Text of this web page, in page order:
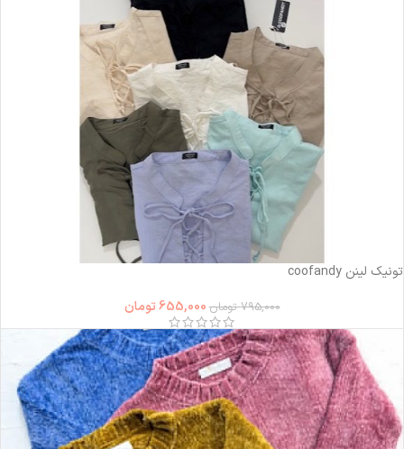
تونیک لینن coofandy
795,000 تومان655,000تومان